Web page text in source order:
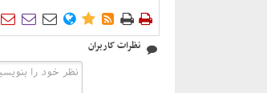
       
نظرات کاربران